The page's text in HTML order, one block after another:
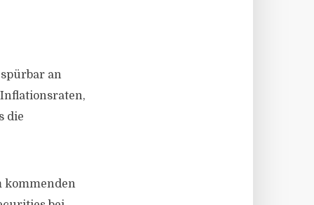
an
die
kommenden